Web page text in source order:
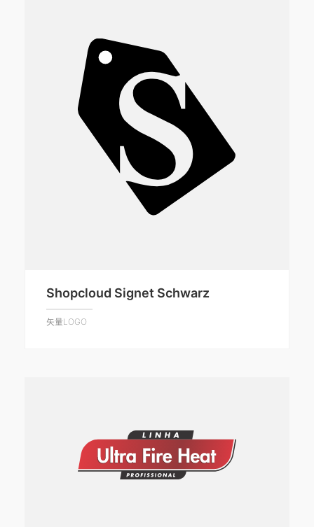
Shopcloud Signet Schwarz
矢量LOGO